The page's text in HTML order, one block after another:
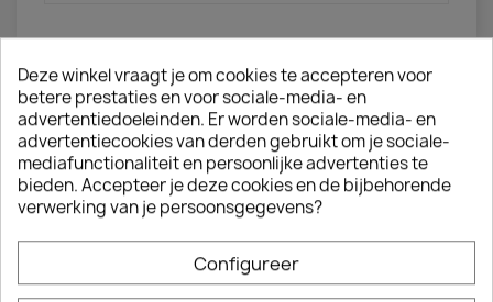
ARCHIVED POSTS
Posted in 2025 (3)
september (1)
mei (2)
Deze winkel vraagt je om cookies te accepteren voor
betere prestaties en voor sociale-media- en
advertentiedoeleinden. Er worden sociale-media- en
advertentiecookies van derden gebruikt om je sociale-
mediafunctionaliteit en persoonlijke advertenties te
bieden. Accepteer je deze cookies en de bijbehorende
verwerking van je persoonsgegevens?
Configureer